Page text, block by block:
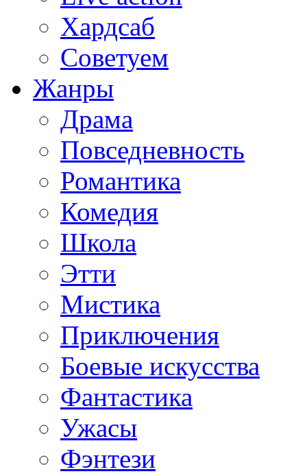
Хардсаб
Советуем
Жанры
Драма
Повседневность
Романтика
Комедия
Школа
Этти
Мистика
Приключения
Боевые искусства
Фантастика
Ужасы
Фэнтези